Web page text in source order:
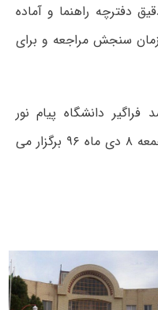
دفترچه راهنما و آماده
سنجش مراجعه و برای
فراگیر دانشگاه پیام نور
(بهمن ماه ۹۶) نوبت هجدهم روز جمعه ۸ دی ماه ۹۶ برگزار می